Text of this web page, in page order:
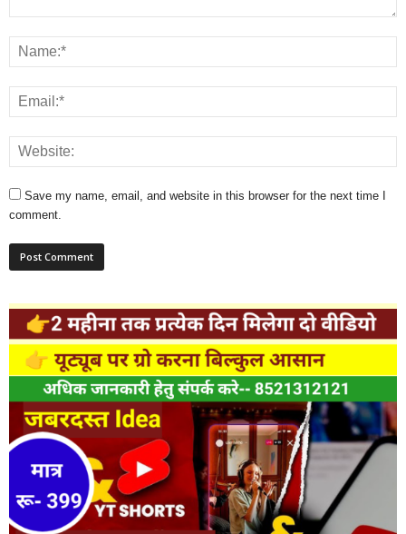
Save my name, email, and website in this browser for the next time I
comment.